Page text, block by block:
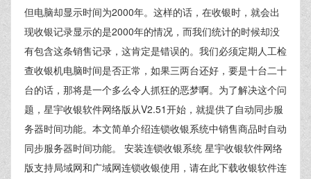
但电脑却显示时间为2000年。这样的话，在收银时，就会出
现收银记录显示的是2000年的情况，而我们统计的时候却没
有包含这条销售记录，这肯定是错误的。我们必须定期人工检
查收银机电脑时间是否正常，如果三两台还好，要是十台二十
台的话，那将是一个多么令人抓狂的恶梦啊。为了解决这个问
题，星宇收银软件网络版从V2.51开始，就提供了自动同步服
务器时间功能。本文简单介绍连锁收银系统中销售商品时自动
同步服务器时间功能。 安装连锁收银系统 星宇收银软件网络
版支持局域网和广域网连锁收银使用，请在此下载收银软件连